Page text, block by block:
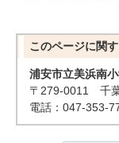
このページに関
浦安市立美浜南
〒279-0011 千
電話：047-353-